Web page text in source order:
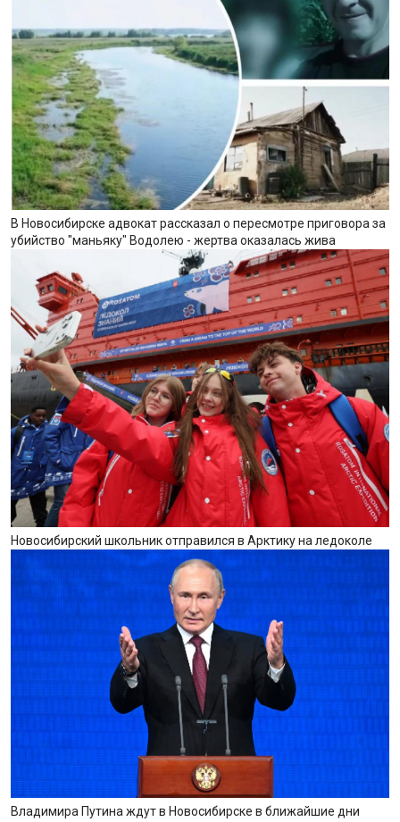
В Новосибирске адвокат рассказал о пересмотре приговора за
убийство "маньяку" Водолею - жертва оказалась жива
Новосибирский школьник отправился в Арктику на ледоколе
Владимира Путина ждут в Новосибирске в ближайшие дни